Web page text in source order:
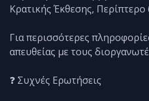
Κρατικής Έκθεσης, Περίπτερο
Για περισσότερες
απευθείας με τους
❓ Συχνές Ερωτήσεις